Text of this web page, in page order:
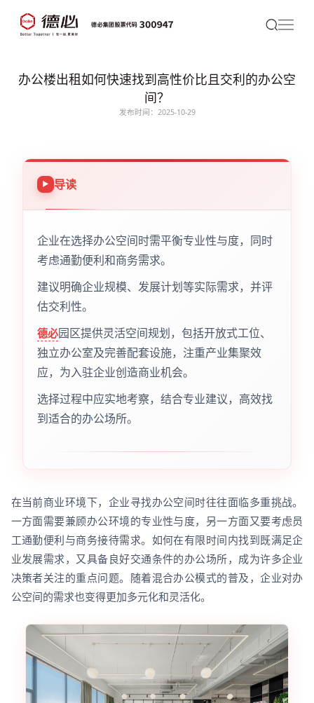
办公楼出租如何快速找到高性价比且交利的办公空
间？
发布时间：2025-10-29
导读
企业在选择办公空间时需平衡专业性与度，同时
考虑通勤便利和商务需求。
建议明确企业规模、发展计划等实际需求，并评
估交利性。
德必园区提供灵活空间规划，包括开放式工位、
独立办公室及完善配套设施，注重产业集聚效
应，为入驻企业创造商业机会。
选择过程中应实地考察，结合专业建议，高效找
到适合的办公场所。
在当前商业环境下，企业寻找办公空间时往往面临多重挑战。
一方面需要兼顾办公环境的专业性与度，另一方面又要考虑员
工通勤便利与商务接待需求。如何在有限时间内找到既满足企
业发展需求，又具备良好交通条件的办公场所，成为许多企业
决策者关注的重点问题。随着混合办公模式的普及，企业对办
公空间的需求也变得更加多元化和灵活化。